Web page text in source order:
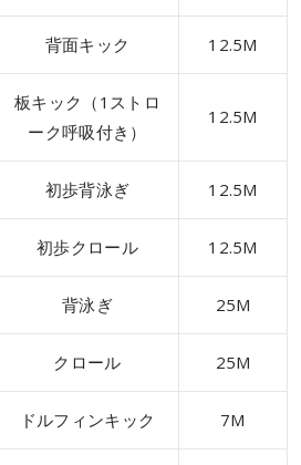
背面キック 12.5M
板キック（1ストロ
ーク呼吸付き）
12.5M
初歩背泳ぎ 12.5M
初歩クロール 12.5M
背泳ぎ 25M
クロール 25M
ドルフィンキック 7M